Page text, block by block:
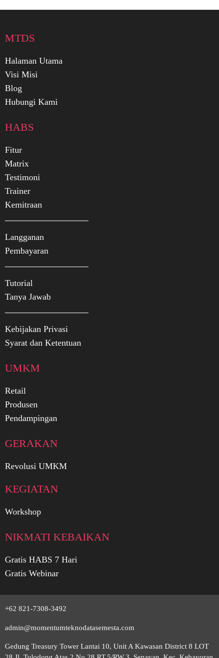
MTDS
Halaman Utama
Visi Misi
Blog
Hubungi Kami
HABS
Fitur
Matrix
Testimoni
Trainer
Kemitraan
Langganan
Pembayaran
Tutorial
Tanya Jawab
Kebijakan Privasi
Syarat dan Ketentuan
UMKM
Retail
Produsen
Pendampingan
GERAKAN
Revolusi UMKM
KEGIATAN
Workshop
NIKMATI KEBAIKAN
Gratis HABS 7 Hari
Gratis Webinar
+62 821-7308-3492
admin@momentumteknodatasemesta.com
Gedung Treasury Tower Lantai 10, Unit A Kawasan District 8 LOT